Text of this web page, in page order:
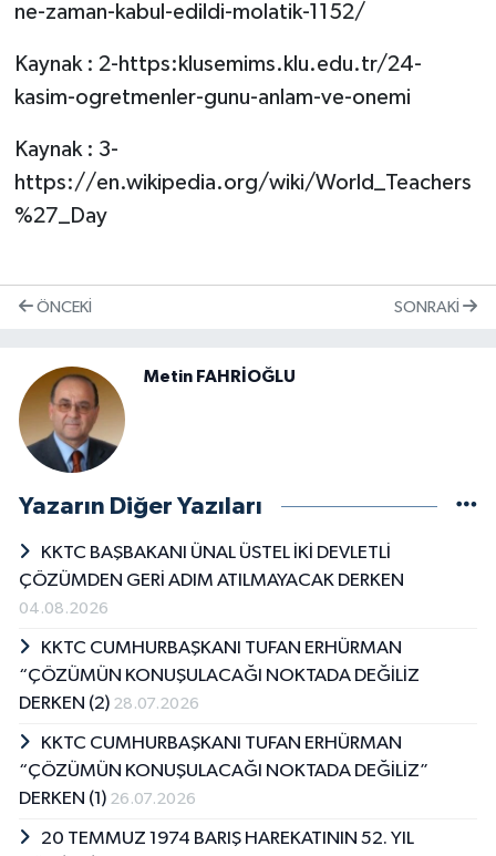
ne-zaman-kabul-edildi-molatik-1152/
Kaynak : 2-https:klusemims.klu.edu.tr/24-
kasim-ogretmenler-gunu-anlam-ve-onemi
Kaynak : 3-
https://en.wikipedia.org/wiki/World_Teachers
%27_Day
ÖNCEKI SONRAKI
Metin FAHRİOĞLU
Yazarın Diğer Yazıları
KKTC BAŞBAKANI ÜNAL ÜSTEL İKİ DEVLETLİ
ÇÖZÜMDEN GERİ ADIM ATILMAYACAK DERKEN
04.08.2026
KKTC CUMHURBAŞKANI TUFAN ERHÜRMAN
“ÇÖZÜMÜN KONUŞULACAĞI NOKTADA DEĞİLİZ
DERKEN (2) 28.07.2026
KKTC CUMHURBAŞKANI TUFAN ERHÜRMAN
“ÇÖZÜMÜN KONUŞULACAĞI NOKTADA DEĞİLİZ”
DERKEN (1) 26.07.2026
20 TEMMUZ 1974 BARIŞ HAREKATININ 52. YIL